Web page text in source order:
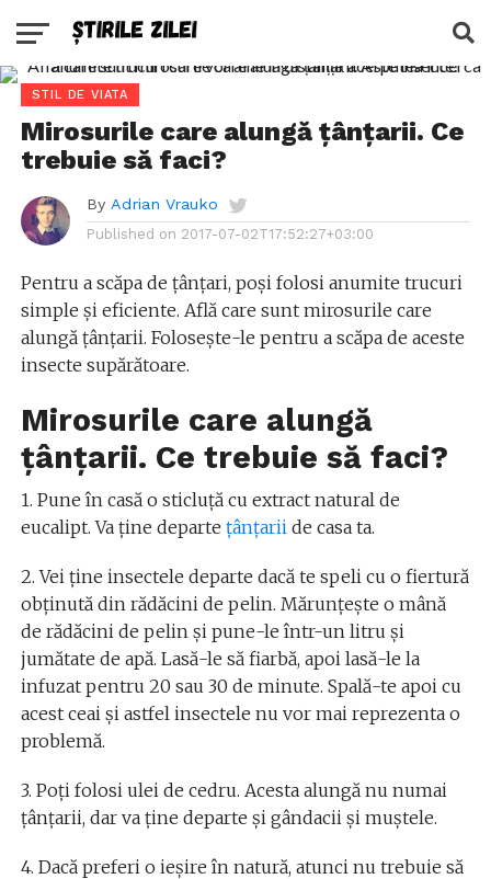
STIL DE VIATA
Mirosurile care alungă țânțarii. Ce
trebuie să faci?
By Adrian Vrauko
Published on 2017-07-02T17:52:27+03:00
Pentru a scăpa de țânțari, poși folosi anumite trucuri
simple și eficiente. Află care sunt mirosurile care
alungă țânțarii. Folosește-le pentru a scăpa de aceste
insecte supărătoare.
Mirosurile care alungă
țânțarii. Ce trebuie să faci?
1. Pune în casă o sticluță cu extract natural de
eucalipt. Va ține departe țânțarii de casa ta.
2. Vei ține insectele departe dacă te speli cu o fiertură
obținută din rădăcini de pelin. Mărunțește o mână
de rădăcini de pelin și pune-le într-un litru și
jumătate de apă. Lasă-le să fiarbă, apoi lasă-le la
infuzat pentru 20 sau 30 de minute. Spală-te apoi cu
acest ceai și astfel insectele nu vor mai reprezenta o
problemă.
3. Poți folosi ulei de cedru. Acesta alungă nu numai
țânțarii, dar va ține departe și gândacii și muștele.
4. Dacă preferi o ieșire în natură, atunci nu trebuie să